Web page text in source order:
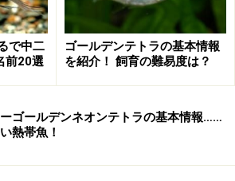
で中二
前20選
ゴールデンテトラの基本情報
を紹介！ 飼育の難易度は？
ゴールデンネオンテトラの基本情報……
熱帯魚！